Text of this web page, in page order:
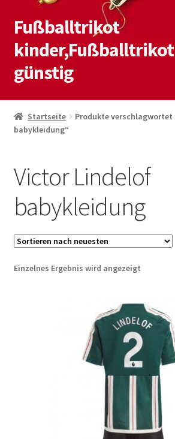
Zur
Navigation
springen
Zum
Inhalt
springen
Fußballtrikot
kinder,Fußballtrikot
günstig
Start
Blog
Kontaktiere uns
Startseite
Produkte
babykleidung“
Victor Lindelof
babykleidung
Einzelnes Ergebnis wird angezeigt